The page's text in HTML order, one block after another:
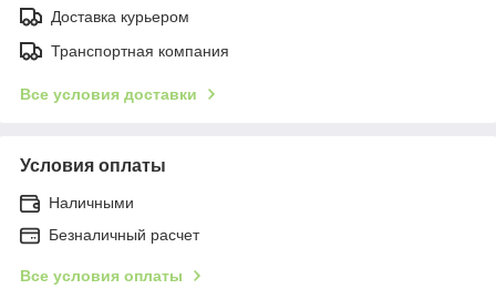
Доставка курьером
Транспортная компания
Все условия доставки
Условия оплаты
Наличными
Безналичный расчет
Все условия оплаты